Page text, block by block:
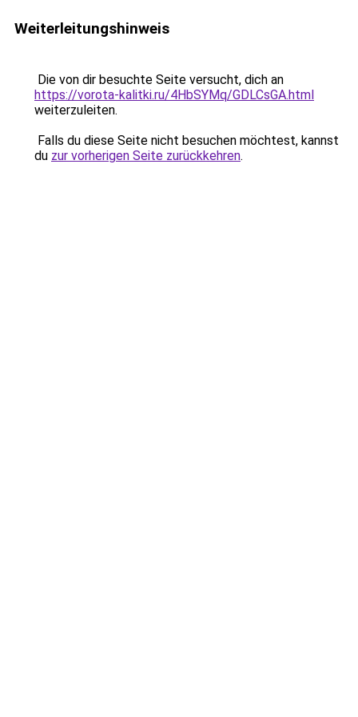
Weiterleitungshinweis
Die von dir besuchte Seite versucht, dich an
https://vorota-kalitki.ru/4HbSYMq/GDLCsGA.html
weiterzuleiten.
Falls du diese Seite nicht besuchen möchtest, kannst
du zur vorherigen Seite zurückkehren.